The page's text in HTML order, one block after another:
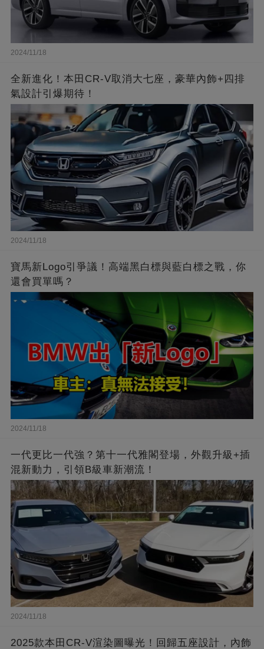
2024/11/18
全新進化！本田CR-V取消大七座，豪華內飾+四排
氣設計引爆期待！
2024/11/18
寶馬新Logo引爭議！高端黑白標與藍白標之戰，你
還會買單嗎？
2024/11/18
一代更比一代強？第十一代雅閣登場，外觀升級+插
混新動力，引領B級車新潮流！
2024/11/18
2025款本田CR-V渲染圖曝光！回歸五座設計，內飾